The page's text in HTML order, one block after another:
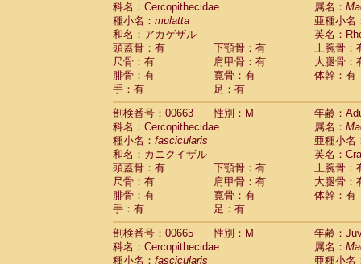
科名：Cercopithecidae
属名：
種小名： mulatta
亜種小名
和名：アカゲザル
英名：
頭蓋骨：有
下顎骨：有
上腕骨：
尺骨：有
肩甲骨：有
大腿骨：
腓骨：有
寛骨：有
体幹：有
手：有
足：有
剖検番号：00663
性別：M
年齢：
科名：Cercopithecidae
属名：
種小名： fascicularis
亜種小名
和名：カニクイザル
英名：
頭蓋骨：有
下顎骨：有
上腕骨：
尺骨：有
肩甲骨：有
大腿骨：
腓骨：有
寛骨：有
体幹：有
手：有
足：有
剖検番号：00665
性別：M
年齢：
科名：Cercopithecidae
属名：
種小名： fascicularis 亜種小名